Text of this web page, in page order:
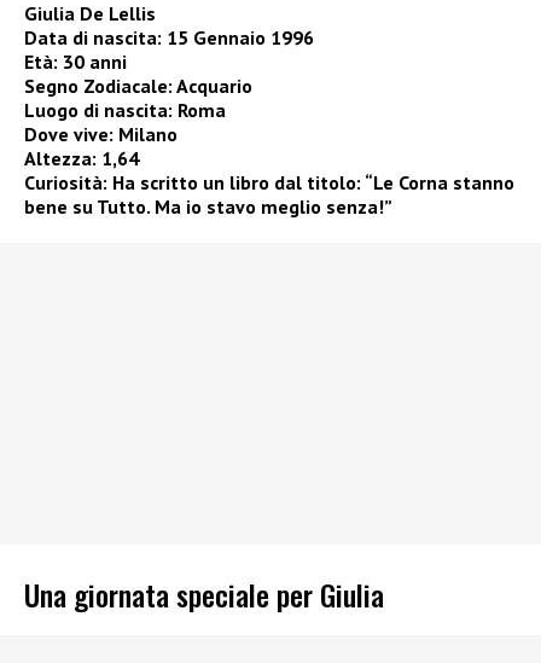
Giulia De Lellis
Data di nascita: 15 Gennaio 1996
Età: 30 anni
Segno Zodiacale: Acquario
Luogo di nascita: Roma
Dove vive: Milano
Altezza: 1,64
Curiosità: Ha scritto un libro dal titolo: “Le Corna stanno
bene su Tutto. Ma io stavo meglio senza!”
Una giornata speciale per Giulia